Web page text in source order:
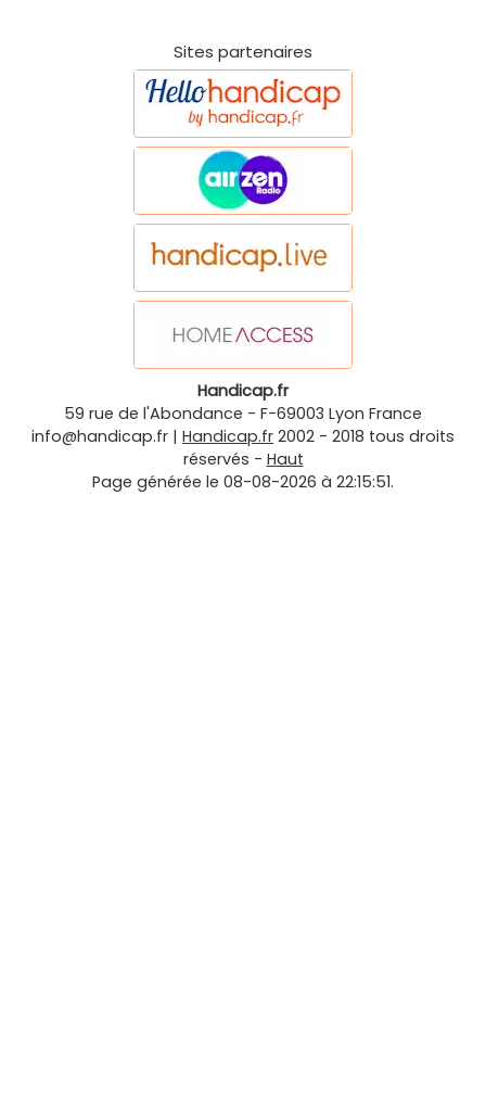
Sites partenaires
Handicap.fr
59 rue de l'Abondance - F-69003 Lyon France
info@handicap.fr | Handicap.fr 2002 - 2018 tous droits
réservés - Haut
Page générée le 08-08-2026 à 22:15:51.